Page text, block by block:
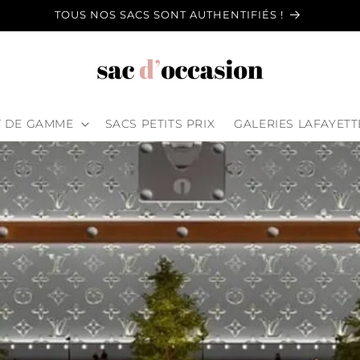
TOUS NOS SACS SONT AUTHENTIFIÉS !
DE GAMME SACS PETITS PRIX GALERIES